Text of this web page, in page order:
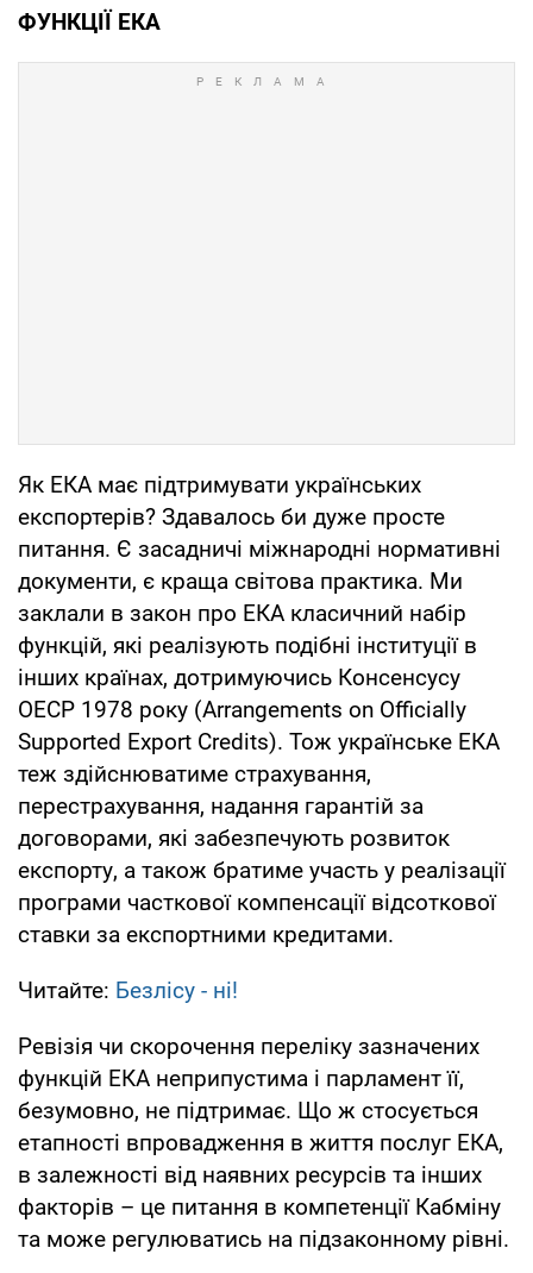
ФУНКЦІЇ ЕКА
Як ЕКА має підтримувати українських
експортерів? Здавалось би дуже просте
питання. Є засадничі міжнародні нормативні
документи, є краща світова практика. Ми
заклали в закон про ЕКА класичний набір
функцій, які реалізують подібні інституції в
інших країнах, дотримуючись Консенсусу
ОЕСР 1978 року (Arrangements on Officially
Supported Export Credits). Тож українське ЕКА
теж здійснюватиме страхування,
перестрахування, надання гарантій за
договорами, які забезпечують розвиток
експорту, а також братиме участь у реалізації
програми часткової компенсації відсоткової
ставки за експортними кредитами.
Читайте: Безлісу - ні!
Ревізія чи скорочення переліку зазначених
функцій ЕКА неприпустима і парламент її,
безумовно, не підтримає. Що ж стосується
етапності впровадження в життя послуг ЕКА,
в залежності від наявних ресурсів та інших
факторів – це питання в компетенції Кабміну
та може регулюватись на підзаконному рівні.